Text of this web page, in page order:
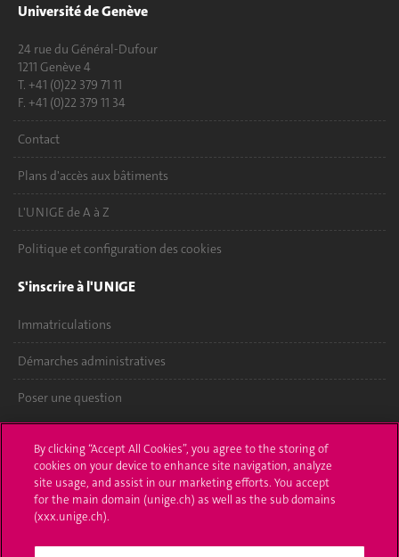
Université de Genève
24 rue du Général-Dufour
1211 Genève 4
T. +41 (0)22 379 71 11
F. +41 (0)22 379 11 34
Contact
Plans d'accès aux bâtiments
L'UNIGE de A à Z
Politique et configuration des cookies
S'inscrire à l'UNIGE
Immatriculations
Démarches administratives
Poser une question
UNIGE Mobile
Médias
Offres d'emploi
By clicking “Accept All Cookies”, you agree to the storing of
cookies on your device to enhance site navigation, analyze
site usage, and assist in our marketing efforts. You accept
for the main domain (unige.ch) as well as the sub domains
(xxx.unige.ch).